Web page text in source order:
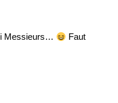
Messieurs…
Faut